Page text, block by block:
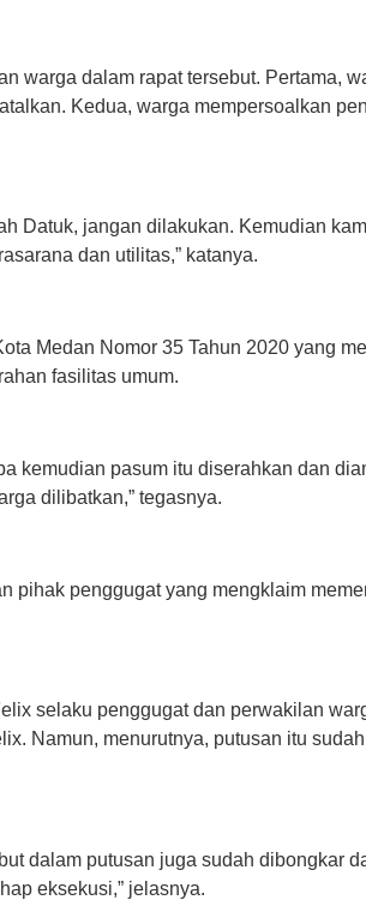
warga dalam rapat tersebut. Pertama,
Kedua, warga mempersoalkan
Datuk, jangan dilakukan. Kemudian
dan utilitas,” katanya.
Medan Nomor 35 Tahun 2020 yang
fasilitas umum.
kemudian pasum itu diserahkan dan
dilibatkan,” tegasnya.
pihak penggugat yang mengklaim
selaku penggugat dan perwakilan
Namun, menurutnya, putusan itu
dalam putusan juga sudah dibongkar
eksekusi,” jelasnya.